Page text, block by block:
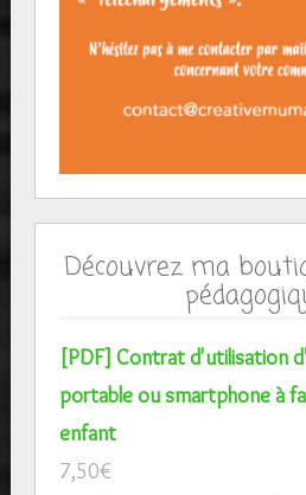
Découvrez ma
[PDF] Contrat d'utilisation
portable ou smartphone à
enfant
7,50€